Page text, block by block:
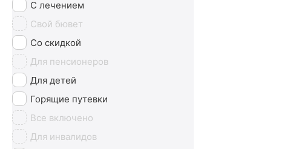
С лечением
Свой бювет
Со скидкой
Для пенсионеров
Для детей
Горящие путевки
Все включено
Для инвалидов